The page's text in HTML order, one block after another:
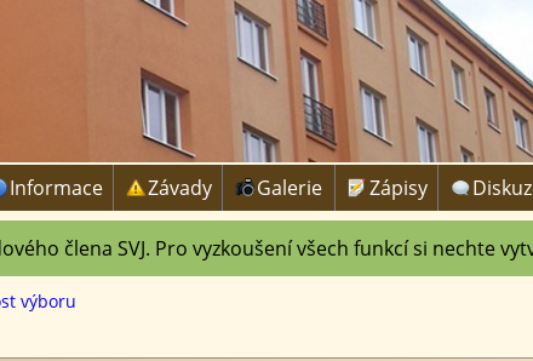
Informace Závady Galerie Zápisy
člena SVJ. Pro vyzkoušení všech funkcí si nechte
výboru